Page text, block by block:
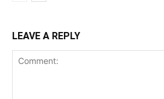
LEAVE A REPLY